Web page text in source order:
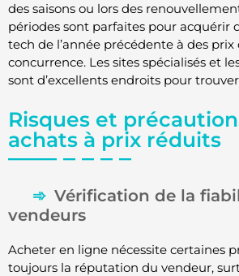
des saisons ou lors des
périodes sont parfaites pour acquérir
tech de l’année précédente à des
concurrence. Les sites spécialisés et
sont d’excellents endroits pour
Risques et
achats à prix réduits
Vérification de la
vendeurs
Acheter en ligne nécessite certaines
toujours la réputation du vendeur,